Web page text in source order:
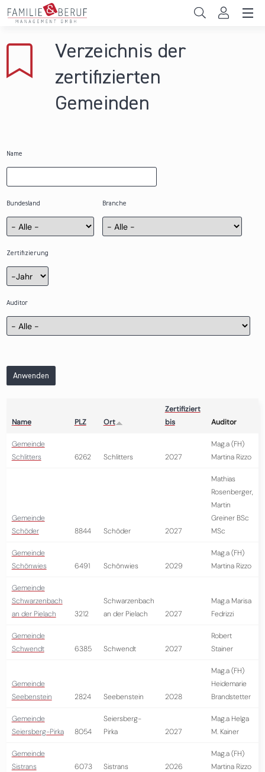
Direkt zum Inhalt
Gemeinden
Hochschulen
Verzeichnis der
zertifizierten
Gemeinden
Name
Bundesland Branche
Zertifizierung
Zertifizierung
Jahr
Auditor
Anwenden
Name PLZ Ort
Zertifiziert
bis
Auditor
Gemeinde
Schlitters
6262 Schlitters 2027
Mag.a (FH)
Martina Rizzo
Gemeinde
Schöder
8844 Schöder 2027
Mathias
Rosenberger,
Martin
Greiner BSc
MSc
Gemeinde
Schönwies
6491 Schönwies 2029
Mag.a (FH)
Martina Rizzo
Gemeinde
Schwarzenbach
an der Pielach
3212
Schwarzenbach
an der Pielach
2027
Mag.a Marisa
Fedrizzi
Gemeinde
Schwendt
6385 Schwendt 2027
Robert
Stainer
Gemeinde
Seebenstein
2824 Seebenstein 2028
Mag.a (FH)
Heidemarie
Brandstetter
Gemeinde
Seiersberg-Pirka
8054
Seiersberg-
Pirka
2027
Mag.a Helga
M. Kainer
Gemeinde
Sistrans
6073 Sistrans 2026
Mag.a (FH)
Martina Rizzo